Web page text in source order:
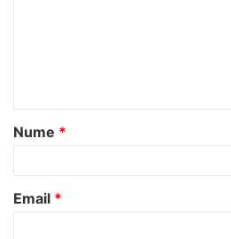
a
r
u
*
Nume *
Email *